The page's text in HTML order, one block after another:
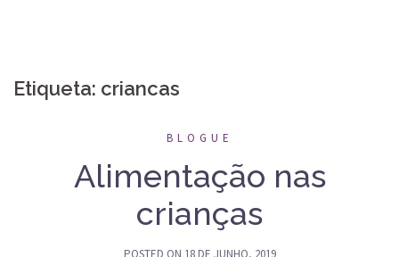
Etiqueta: criancas
BLOGUE
Alimentação nas
crianças
POSTED ON 18 DE JUNHO, 2019